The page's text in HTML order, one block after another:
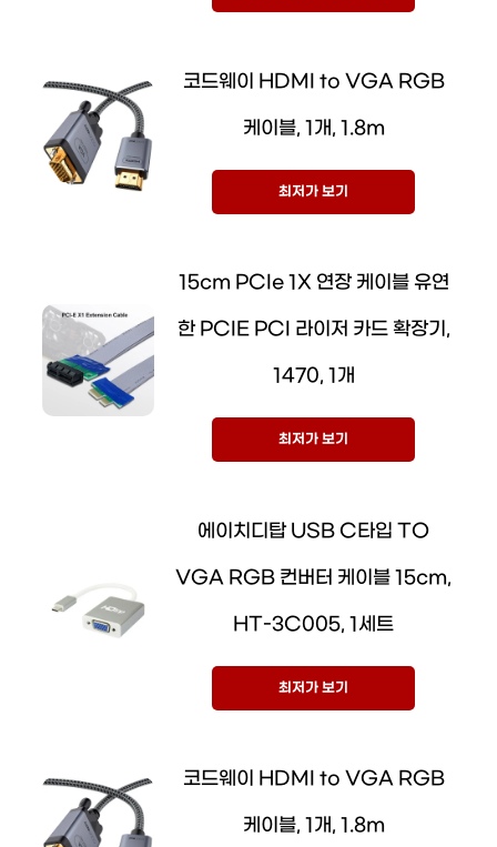
코드웨이 HDMI to VGA RGB
케이블, 1개, 1.8m
최저가 보기
15cm PCIe 1X 연장 케이블 유연
한 PCIE PCI 라이저 카드 확장기,
1470, 1개
최저가 보기
에이치디탑 USB C타입 TO
VGA RGB 컨버터 케이블 15cm,
HT-3C005, 1세트
최저가 보기
코드웨이 HDMI to VGA RGB
케이블, 1개, 1.8m